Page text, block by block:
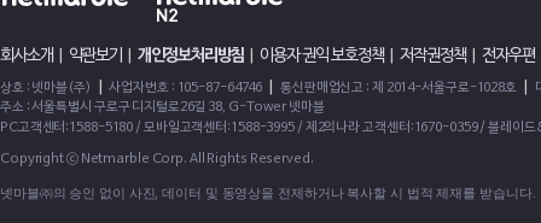
회사소개 약관보기 개인정보처리방침 이용자 권익 보호정책| 저작권정책| 전자우편
상호 : 넷마블(주) 사업자번호 : 105-87-64746 통신판매업신고 : 제 2014-서울구로-1028호
주소 : 서울특별시 구로구 디지털로26길 38, G-Tower 넷마블
PC고객센터:1588-5180 / 모바일고객센터:1588-3995 / 제2의나라 고객센터:1670-0359 / 블레이
Copyright ⓒ Netmarble Corp. All Rights Reserved.
넷마블㈜의 승인 없이 사진, 데이터 및 동영상을 전제하거나 복사할 시 법적 제재를 받습니다.